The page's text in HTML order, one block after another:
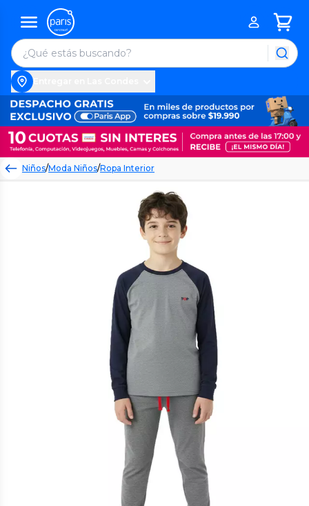
Niños/Moda Niños/Ropa Interior